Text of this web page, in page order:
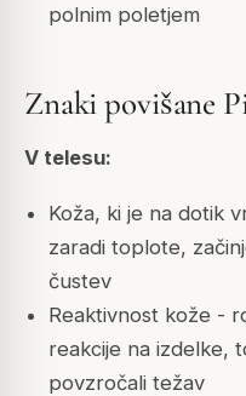
polnim poletjem
Znaki povišane
V telesu:
Koža, ki je na dotik
zaradi toplote,
čustev
Reaktivnost kože -
reakcije na izdelke,
povzročali težav